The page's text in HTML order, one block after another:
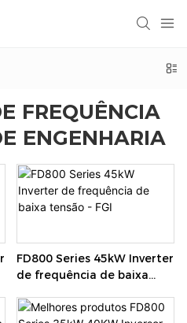
FREQUÊNCIA
ENGENHARIA
FD800 Series 45kW Inverter
de frequência de baixa